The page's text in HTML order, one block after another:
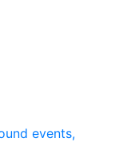
events,